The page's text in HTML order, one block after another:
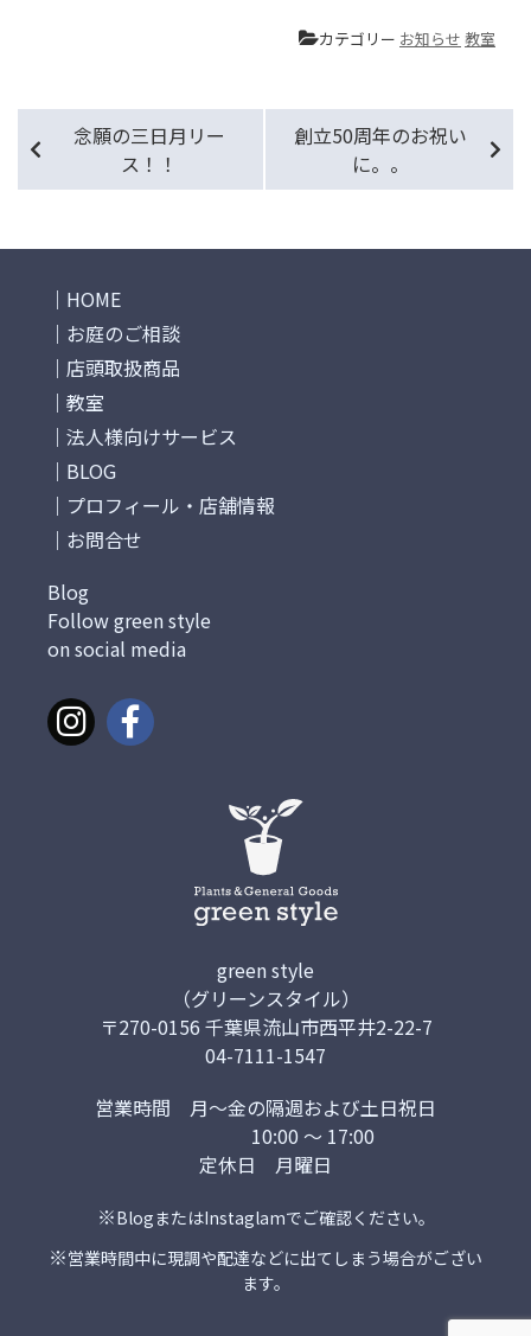
カテゴリー お知らせ 教室
念願の三日月リー
ス！！
創立50周年のお祝い
に。。
HOME
お庭のご相談
店頭取扱商品
教室
法人様向けサービス
BLOG
プロフィール・店舗情報
お問合せ
Blog
Follow green style
on social media
green style
（グリーンスタイル）
〒270-0156 千葉県流山市西平井2-22-7
04-7111-1547
営業時間 月～金の隔週および土日祝日
10:00 ～ 17:00
定休日 月曜日
※BlogまたはInstaglamでご確認ください。
※営業時間中に現調や配達などに出てしまう場合がござい
ます。